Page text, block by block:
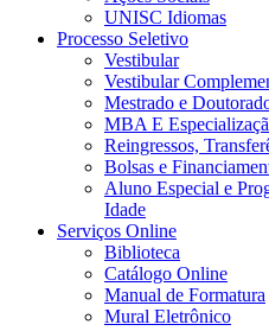
UNISC Idiomas
Processo Seletivo
Vestibular
Vestibular
Mestrado e
MBA E
Reingressos,
Bolsas e
Aluno Especial e
Idade
Serviços Online
Biblioteca
Catálogo Online
Manual de Formatura
Mural Eletrônico